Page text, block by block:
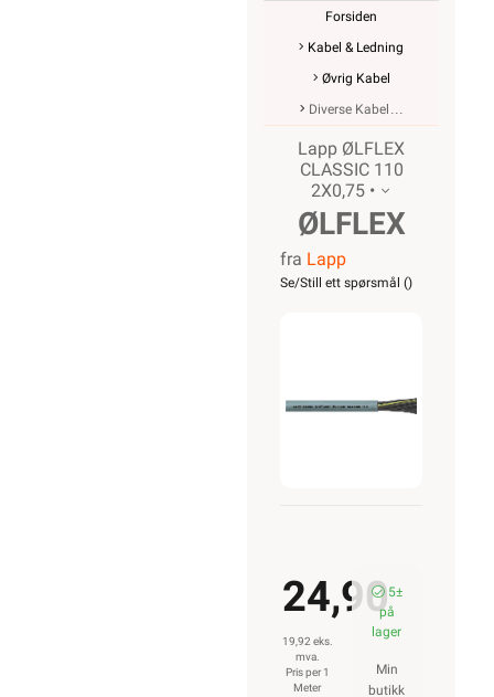
Forsiden
Kabel & Ledning
Øvrig Kabel
Diverse Kabel
Lapp ØLFLEX
CLASSIC 110
2X0,75 •
ØLFLEX
CLASSIC
fra Lapp
Se/Still ett spørsmål ()
24,90
19,92 eks.
mva.
Pris per 1
Meter
5±
på
lager
Min
butikk